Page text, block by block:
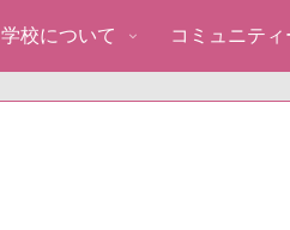
学校について コミュニテ